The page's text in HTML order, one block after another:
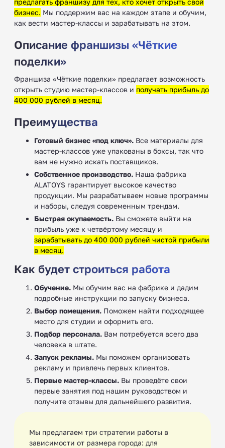
бизнес. Мы поддержим вас на каждом этапе и обучим,
как вести мастер-классы и зарабатывать на этом.
Описание франшизы «Чёткие
поделки»
Франшиза «Чёткие поделки» предлагает возможность
открыть студию мастер-классов и получать прибыль до
400 000 рублей в месяц.
Преимущества
Готовый бизнес «под ключ». Все материалы для
мастер-классов уже упакованы в боксы, так что
вам не нужно искать поставщиков.
Собственное производство. Наша фабрика
ALATOYS гарантирует высокое качество
продукции. Мы разрабатываем новые программы
и наборы, следуя современным трендам.
Быстрая окупаемость. Вы сможете выйти на
прибыль уже к четвёртому месяцу и
зарабатывать до 400 000 рублей чистой прибыли
в месяц.
Как будет строиться работа
Обучение. Мы обучим вас на фабрике и дадим
подробные инструкции по запуску бизнеса.
Выбор помещения. Поможем найти подходящее
место для студии и оформить его.
Подбор персонала. Вам потребуется всего два
человека в штате.
Запуск рекламы. Мы поможем организовать
рекламу и привлечь первых клиентов.
Первые мастер-классы. Вы проведёте свои
первые занятия под нашим руководством и
получите отзывы для дальнейшего развития.
Мы предлагаем три стратегии работы в
зависимости от размера города: для